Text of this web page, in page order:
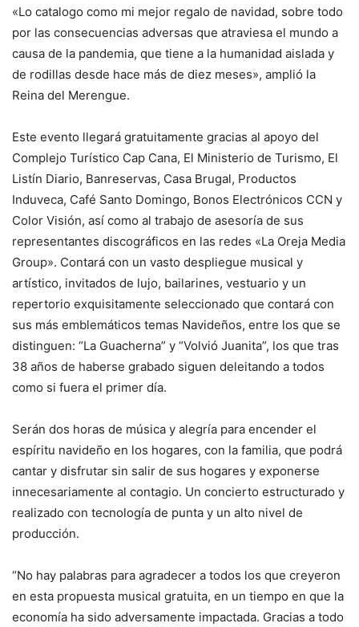
«Lo catalogo como mi mejor regalo de navidad, sobre todo
por las consecuencias adversas que atraviesa el mundo a
causa de la pandemia, que tiene a la humanidad aislada y
de rodillas desde hace más de diez meses», amplió la
Reina del Merengue.
Este evento llegará gratuitamente gracias al apoyo del
Complejo Turístico Cap Cana, El Ministerio de Turismo, El
Listín Diario, Banreservas, Casa Brugal, Productos
Induveca, Café Santo Domingo, Bonos Electrónicos CCN y
Color Visión, así como al trabajo de asesoría de sus
representantes discográficos en las redes «La Oreja Media
Group». Contará con un vasto despliegue musical y
artístico, invitados de lujo, bailarines, vestuario y un
repertorio exquisitamente seleccionado que contará con
sus más emblemáticos temas Navideños, entre los que se
distinguen: “La Guacherna” y “Volvió Juanita”, los que tras
38 años de haberse grabado siguen deleitando a todos
como si fuera el primer día.
Serán dos horas de música y alegría para encender el
espíritu navideño en los hogares, con la familia, que podrá
cantar y disfrutar sin salir de sus hogares y exponerse
innecesariamente al contagio. Un concierto estructurado y
realizado con tecnología de punta y un alto nivel de
producción.
“No hay palabras para agradecer a todos los que creyeron
en esta propuesta musical gratuita, en un tiempo en que la
economía ha sido adversamente impactada. Gracias a todo